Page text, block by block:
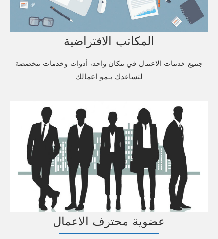
المكاتب الافتراضية
جميع خدمات الاعمال في مكان واحد، أدوات وخدمات مخصصة
لتساعدك بنمو اعمالك
عضوية محترف الاعمال